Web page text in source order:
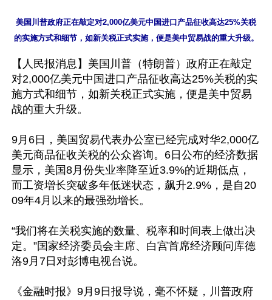
美国川普政府正在敲定对2,000亿美元中国进口产品征收高达25%关税
【人民报消息】美国川普（特朗普）政府正在敲定
对2,000亿美元中国进口产品征收高达25%关税的实
施方式和细节，如新关税正式实施，便是美中贸易
战的重大升级。
9月6日，美国贸易代表办公室已经完成对华2,000亿
美元商品征收关税的公众咨询。6日公布的经济数据
显示，美国8月份失业率降至近3.9%的近期低点，
而工资增长突破多年低迷状态，飙升2.9%，是自20
09年4月以来的最强劲增长。
“我们将在关税实施的数量、税率和时间表上做出决
定。”国家经济委员会主席、白宫首席经济顾问库德
洛9月7日对彭博电视台说。
《金融时报》9月9日报导说，毫不怀疑，川普政府